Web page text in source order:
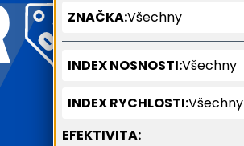
ZNAČKA:Všechny
INDEX NOSNOSTI:Všechny
INDEX RYCHLOSTI:Všechny
EFEKTIVITA: